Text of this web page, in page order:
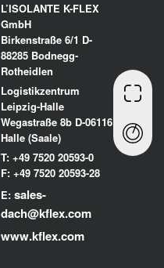
L’ISOLANTE K-FLEX
GmbH
Birkenstraße 6/1 D-
88285 Bodnegg-
Rotheidlen
Logistikzentrum
Leipzig-Halle
Wegastraße 8b D-06116
Halle (Saale)
T: +49 7520 20593-0
F: +49 7520 20593-28
E: sales-
dach@kflex.com
www.kflex.com